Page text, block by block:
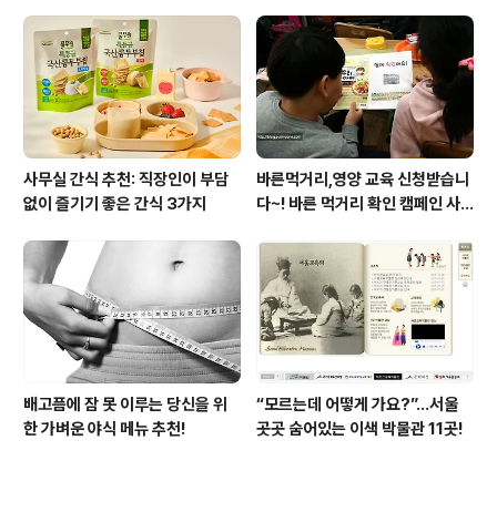
사무실 간식 추천: 직장인이 부담
없이 즐기기 좋은 간식 3가지
바른먹거리,영양 교육 신청받습니
다~! 바른 먹거리 확인 캠페인 사
배고픔에 잠 못 이루는 당신을 위
한 가벼운 야식 메뉴 추천!
“모르는데 어떻게 가요?”...서울
곳곳 숨어있는 이색 박물관 11곳!